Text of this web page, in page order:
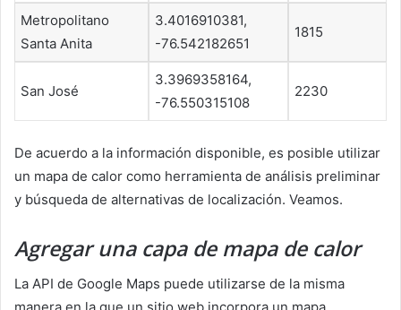
Metropolitano
Santa Anita
3.4016910381,
-76.542182651
1815
San José
3.3969358164,
-76.550315108
2230
De acuerdo a la información disponible, es posible utilizar
un mapa de calor como herramienta de análisis preliminar
y búsqueda de alternativas de localización. Veamos.
Agregar una capa de mapa de calor
La API de Google Maps puede utilizarse de la misma